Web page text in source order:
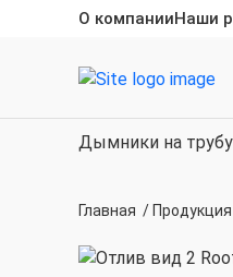
О компанииНаши
Дымники на трубу
Главная / Продукция